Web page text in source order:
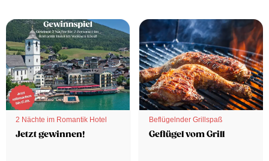
2 Nächte im Romantik Hotel
Jetzt gewinnen!
Beflügelnder Grillspaß
Geflügel vom Grill